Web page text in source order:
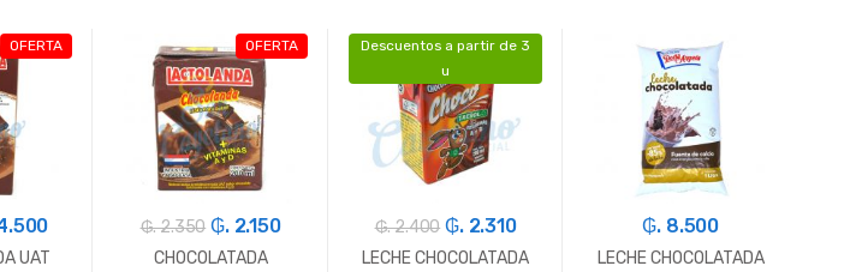
+ Un. + - Un. + Un.
OFERTA
UAT
OFERTA
₲. 2.350 ₲. 2.150
CHOCOLATADA
Descuentos a partir de 3
u
₲. 2.400 ₲. 2.310
LECHE CHOCOLATADA
₲. 8.500
LECHE CHOCOLATADA